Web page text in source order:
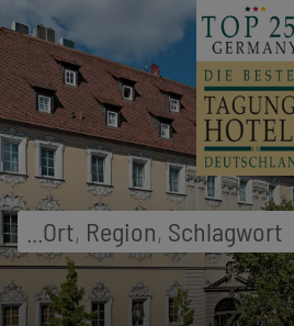
Ort, Region, Schlagwort